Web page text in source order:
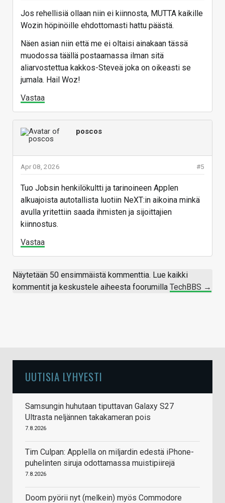
Jos rehellisiä ollaan niin ei kiinnosta, MUTTA kaikille
Wozin höpinöille ehdottomasti hattu päästä.
Näen asian niin että me ei oltaisi ainakaan tässä
muodossa täällä postaamassa ilman sitä
aliarvostettua kakkos-Steveä joka on oikeasti se
jumala. Hail Woz!
Vastaa
poscos
#5
Apr 08, 2026
Tuo Jobsin henkilökultti ja tarinoineen Applen
alkuajoista autotallista luotiin NeXT:in aikoina minkä
avulla yritettiin saada ihmisten ja sijoittajien
kiinnostus.
Vastaa
Näytetään 50 ensimmäistä kommenttia. Lue kaikki
kommentit ja keskustele aiheesta foorumilla TechBBS →
UUTISIA LYHYESTI
Samsungin huhutaan tiputtavan Galaxy S27
Ultrasta neljännen takakameran pois
7.8.2026
Tim Culpan: Applella on miljardin edestä iPhone-
puhelinten siruja odottamassa muistipiirejä
7.8.2026
Doom pyörii nyt (melkein) myös Commodore